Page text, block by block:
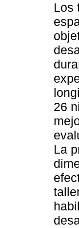
Los
26
La